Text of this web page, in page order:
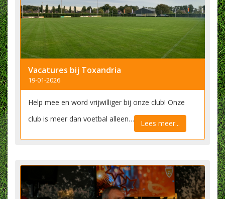
Vacatures bij Toxandria
19-01-2026
Help mee en word vrijwilliger bij onze club! Onze
club is meer dan voetbal alleen…
Lees meer...